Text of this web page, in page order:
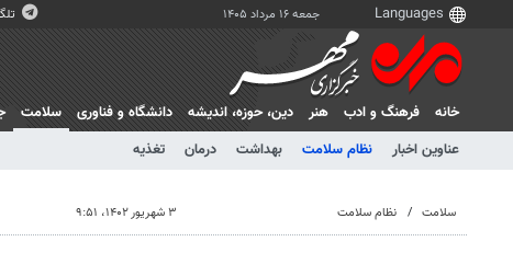
جمعه ۱۶ مرداد ۱۴۰۵
خانه فرهنگ و ادب هنر دين، حوزه، انديشه دانشگاه و فناوری
سلامت
عناوین اخبار
نظام سلامت بهداشت درمان تغذیه
سلامت نظام سلامت ۳ شهریور ۱۴۰۲، ۹:۵۱